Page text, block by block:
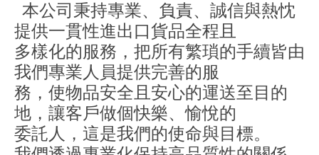
本公司秉持專業、負責、誠信與熱忱
提供一貫性進出口貨品全程且
多樣化的服務，把所有繁瑣的手續皆由
我們專業人員提供完善的服
務，使物品安全且安心的運送至目的
地，讓客戶做個快樂、愉悅的
委託人，這是我們的使命與目標。